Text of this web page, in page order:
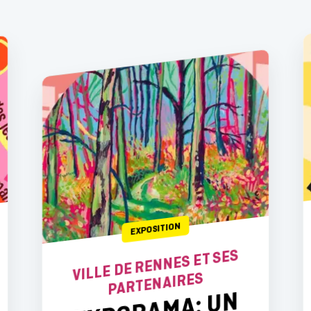
EXPOSITION
VILLE DE RENNES ET SES
PARTENAIRES